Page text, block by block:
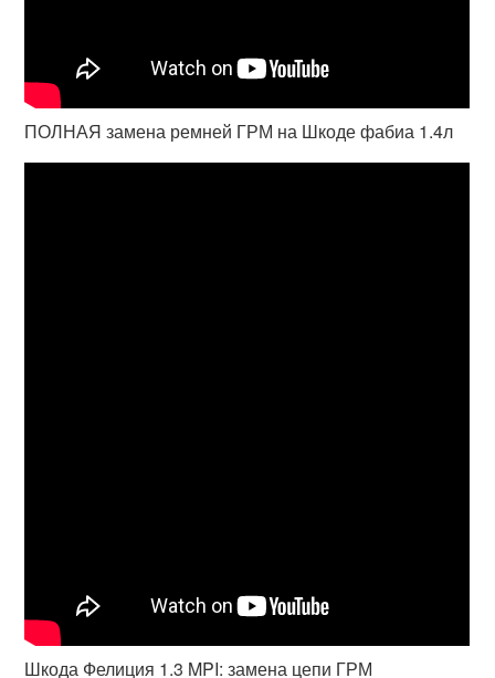
ПОЛНАЯ замена ремней ГРМ на Шкоде фабиа 1.4л
Шкода Фелиция 1.3 MPI: замена цепи ГРМ